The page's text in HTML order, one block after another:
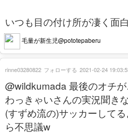
いつも目の付け所が凄く面
毛量が新生児@pototepaberu
@wildkumada 最後のオチ
わっきゃいさんの実況聞き
(すずめ流の)サッカーして
ら不思議w
rinne03280822 フォローする 2021-02-24